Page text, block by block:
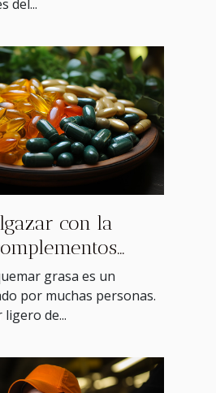
del...
con la
grasa es un
por muchas personas.
de...